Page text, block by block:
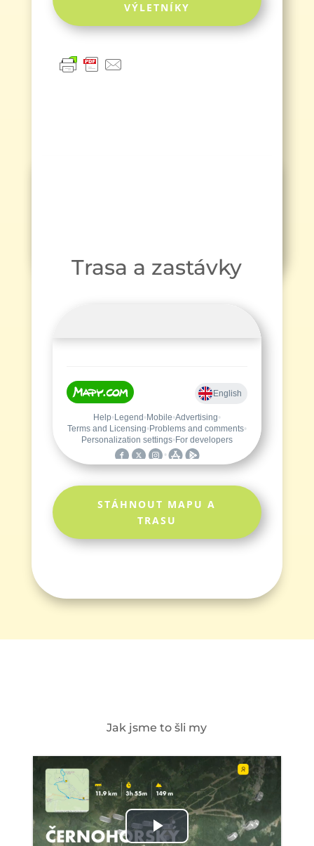
VÝLETNÍKY
Trasa a zastávky
STÁHNOUT MAPU A
TRASU
Jak jsme to šli my